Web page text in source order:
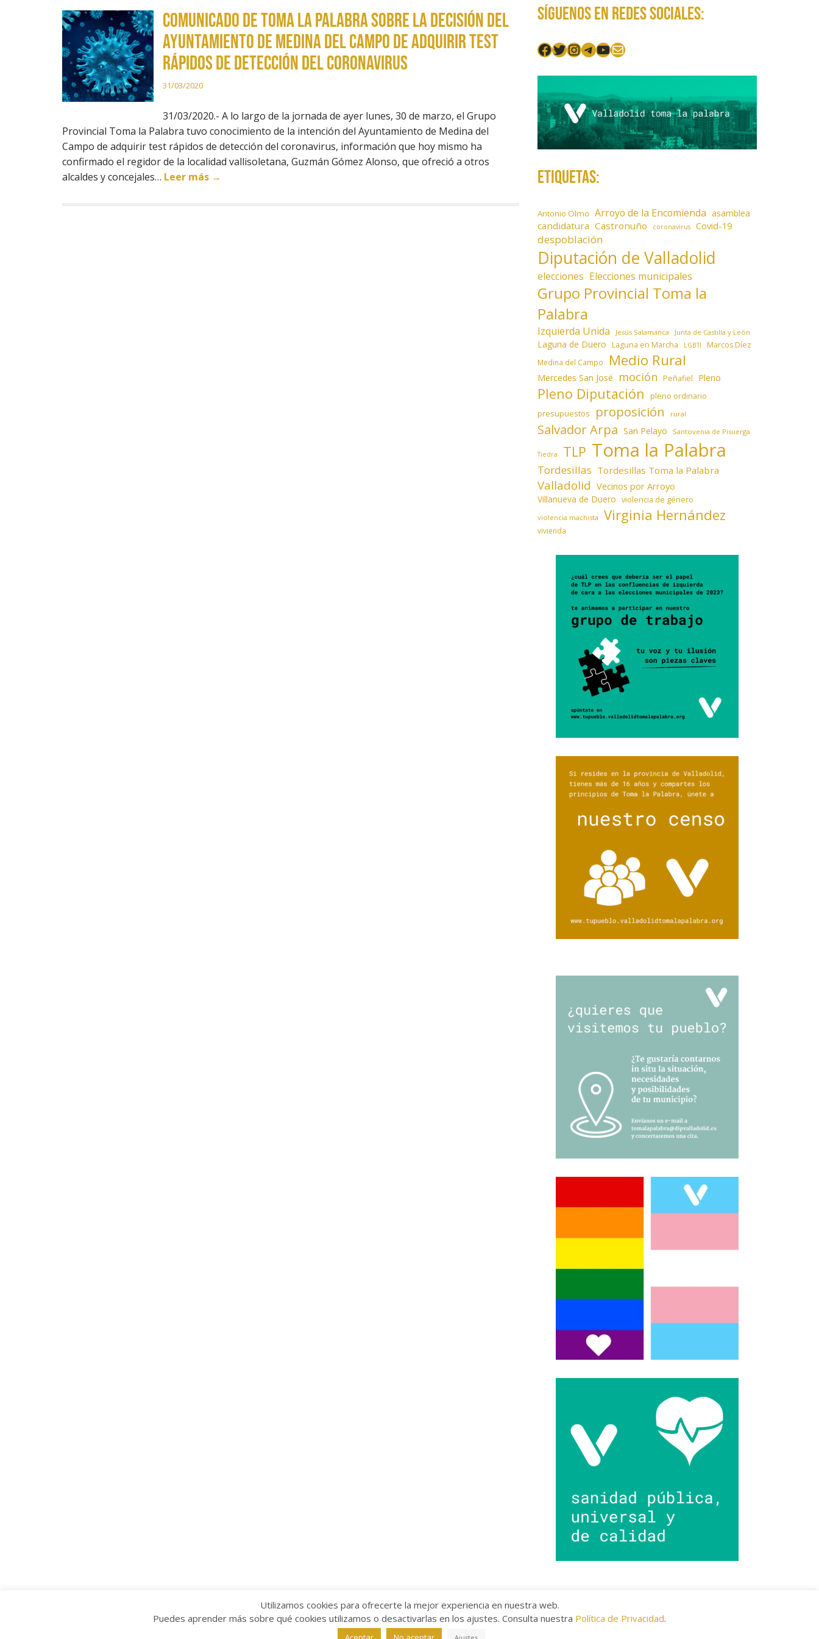
Comunicado de Toma la Palabra sobre la decisión del
Ayuntamiento de Medina del Campo de adquirir test
rápidos de detección del coronavirus
31/03/2020
31/03/2020.- A lo largo de la jornada de ayer lunes, 30 de marzo, el Grupo
Provincial Toma la Palabra tuvo conocimiento de la intención del Ayuntamiento de Medina del
Campo de adquirir test rápidos de detección del coronavirus, información que hoy mismo ha
confirmado el regidor de la localidad vallisoletana, Guzmán Gómez Alonso, que ofreció a otros
alcaldes y concejales… Leer más →
Síguenos en redes sociales:
Facebook
Twitter
Instagram
Telegram
YouTube
Mail
Etiquetas:
Antonio Olmo Arroyo de la Encomienda asamblea
candidatura Castronuño coronavirus Covid-19
despoblación
Diputación de Valladolid
elecciones Elecciones municipales
Grupo Provincial Toma la
Palabra
Izquierda Unida Jesús Salamanca Junta de Castilla y León
Laguna de Duero Laguna en Marcha LGBTI Marcos Díez
Medina del Campo Medio Rural
Mercedes San José moción Peñafiel Pleno
Pleno Diputación pleno ordinario
presupuestos proposición rural
Salvador Arpa San Pelayo Santovenia de Pisuerga
Tiedra TLP Toma la Palabra
Tordesillas Tordesillas Toma la Palabra
Valladolid Vecinos por Arroyo
Villanueva de Duero violencia de género
violencia machista Virginia Hernández
vivienda
Aviso legal/Política de Privacidad /
Utilizamos cookies para ofrecerte la mejor experiencia en nuestra web.
Puedes aprender más sobre qué cookies utilizamos o desactivarlas en los ajustes. Consulta nuestra Política de Privacidad.